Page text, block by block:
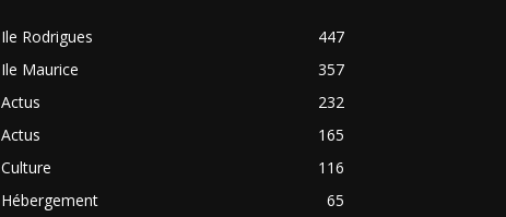
Ile Rodrigues
447
Ile Maurice
357
Actus
232
Actus
165
Culture
116
Hébergement
65